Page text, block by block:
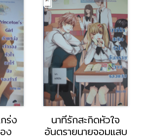
ร่ง
ง
นาทีรักสะกิดหัวใจ
อันตรายนายจอมแสบ